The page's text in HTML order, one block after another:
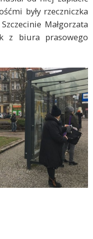
były rzeczniczka
Małgorzata
z biura prasowego